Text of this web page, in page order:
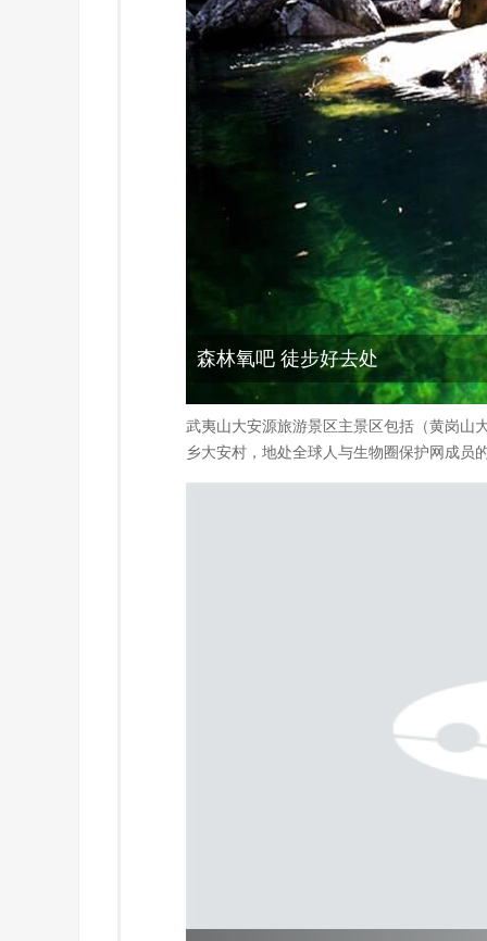
森林氧吧 徒步好去处
武夷山大安源旅游景区主景区包括（黄岗山
乡大安村，地处全球人与生物圈保护网成员